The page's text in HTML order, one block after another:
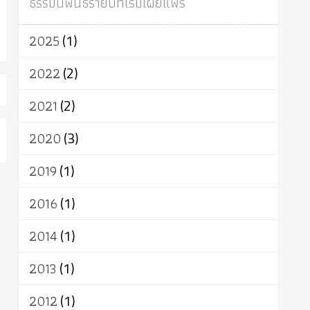
ผู้บริโภค
ธรรมาธิปไตย
การแยกรัฐกับศาสนา
ธรรมชาติ
เทคโนโลยี
พุทธบริษัท
วัฒนธรรม
2025(1)
2022(2)
2021 (2)
2020(3)
2019(1)
2016(1)
2014(1)
2013 (1)
2012(1)